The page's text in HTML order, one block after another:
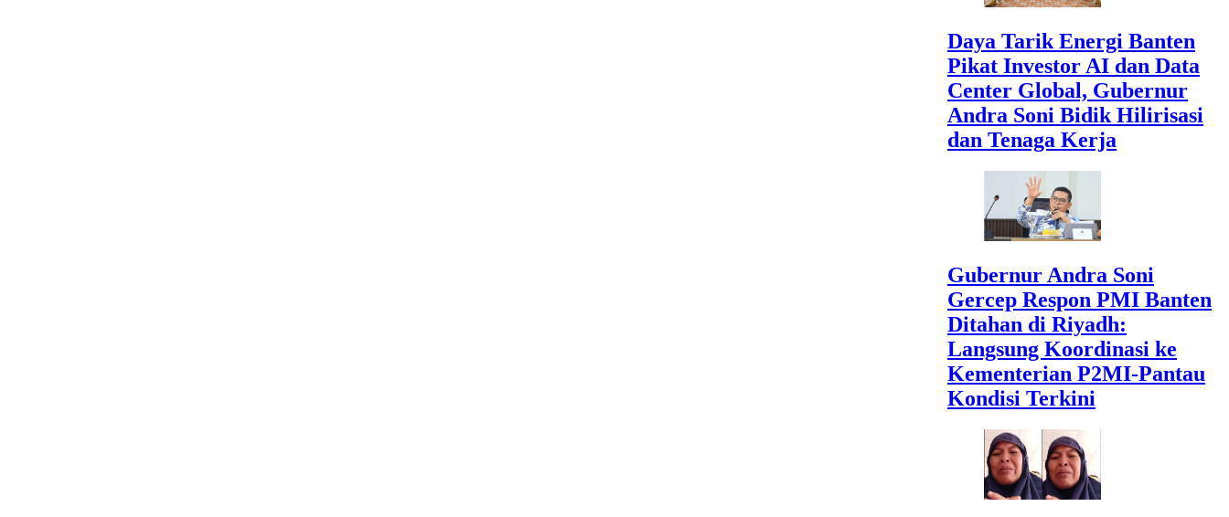
Daya Tarik Energi Banten
Pikat Investor AI dan Data
Center Global, Gubernur
Andra Soni Bidik Hilirisasi
dan Tenaga Kerja
Gubernur Andra Soni
Gercep Respon PMI Banten
Ditahan di Riyadh:
Langsung Koordinasi ke
Kementerian P2MI-Pantau
Kondisi Terkini